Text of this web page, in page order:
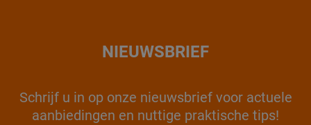
NIEUWSBRIEF
Schrijf u in op onze nieuwsbrief voor actuele
aanbiedingen en nuttige praktische tips!